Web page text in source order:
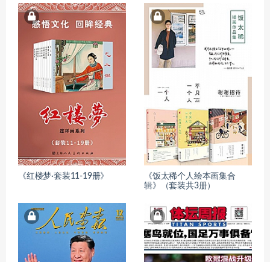
《红楼梦·套装11-19册》
《饭太稀个人绘本画集合
辑》（套装共3册）